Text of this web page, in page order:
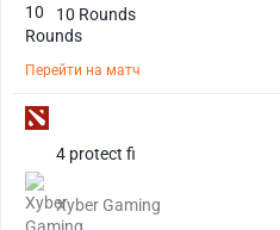
10 Rounds
Перейти на матч
4 protect fi
Xyber Gaming